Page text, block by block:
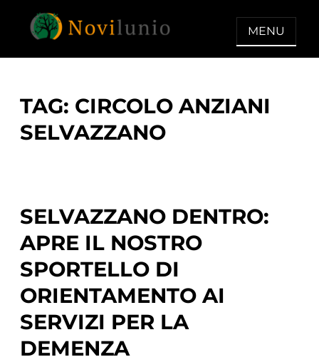
NOVILUNIO
Un aiuto con concreto dopo la
MENU
TAG: CIRCOLO ANZIANI
SELVAZZANO
SELVAZZANO DENTRO:
APRE IL NOSTRO
SPORTELLO DI
ORIENTAMENTO AI
SERVIZI PER LA
DEMENZA